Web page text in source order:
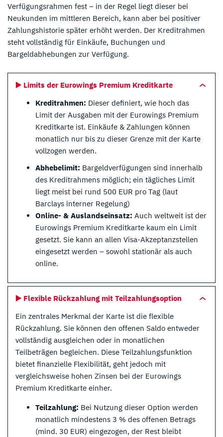
Verfügungsrahmen fest – in der Regel liegt dieser bei
Neukunden im mittleren Bereich, kann aber bei positiver
Zahlungshistorie später erhöht werden. Der Kreditrahmen
steht vollständig für Einkäufe, Buchungen und
Bargeldabhebungen zur Verfügung.
▶️ Limits der Eurowings Premium Kreditkarte
Kreditrahmen: Dieser definiert, wie hoch das
Limit der Ausgaben mit der Eurowings Premium
Kreditkarte ist. Einkäufe & Zahlungen können
monatlich nur bis zu dieser Grenze mit der Karte
vollzogen werden.
Abhebelimit: Bargeldverfügungen sind innerhalb
des Kreditrahmens möglich; ein tägliches Limit
liegt meist bei rund 500 EUR pro Tag (laut
Barclays interner Regelung)
Online- & Auslandseinsatz: Auch weltweit ist der
Eurowings Premium Kreditkarte kaum ein Limit
gesetzt. Sie kann an allen Visa-Akzeptanzstellen
eingesetzt werden – sowohl stationär als auch
online.
▶️ Flexible Rückzahlung mit Teilzahlungsoption
Ein zentrales Merkmal der Karte ist die flexible
Rückzahlung. Sie können den offenen Saldo entweder
vollständig ausgleichen oder in monatlichen
Teilbeträgen begleichen. Diese Teilzahlungsfunktion
bietet finanzielle Flexibilität, geht jedoch mit
vergleichsweise hohen Zinsen bei der Eurowings
Premium Kreditkarte einher.
Teilzahlung: Bei Nutzung dieser Option werden
monatlich mindestens 3 % des offenen Betrags
(mind. 30 EUR) eingezogen, der Rest bleibt